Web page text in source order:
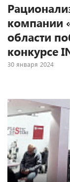
компании
области
конкурсе
30 января 2024